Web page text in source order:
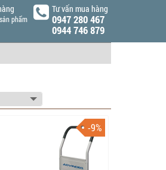
sản phẩm
Tư vấn mua hàng
0947 280 467
0944 746 879
-9%